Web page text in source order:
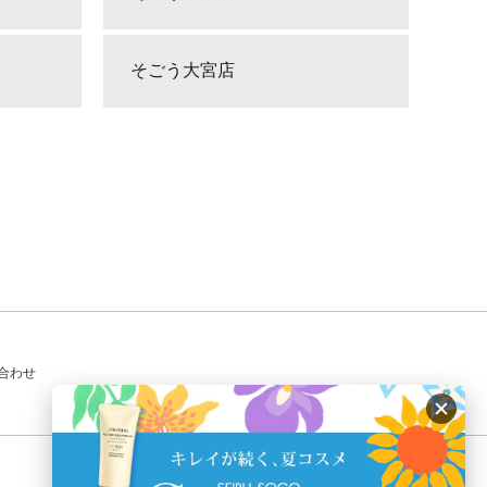
そごう大宮店
わせ